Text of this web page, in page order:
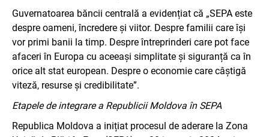
Guvernatoarea băncii centrală a evidențiat că „SEPA este
despre oameni, încredere și viitor. Despre familii care își
vor primi banii la timp. Despre întreprinderi care pot face
afaceri în Europa cu aceeași simplitate și siguranță ca în
orice alt stat european. Despre o economie care câștigă
viteză, resurse și credibilitate”.
Etapele de integrare a Republicii Moldova în SEPA
Republica Moldova a inițiat procesul de aderare la Zona